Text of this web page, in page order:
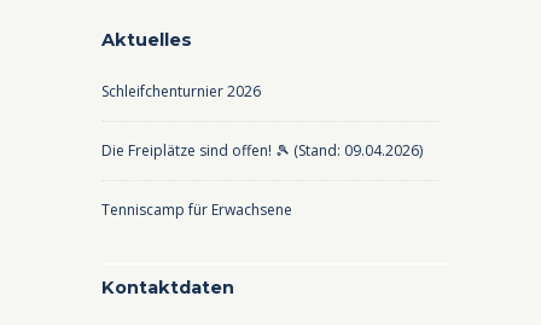
Aktuelles
Schleifchenturnier 2026
Die Freiplätze sind offen! 🎾 (Stand: 09.04.2026)
Tenniscamp für Erwachsene
Kontaktdaten